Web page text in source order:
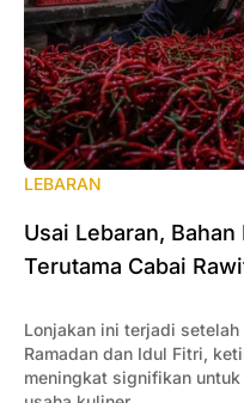
LEBARAN
Usai Lebaran,
Terutama Cabai
Lonjakan ini terjadi
Ramadan dan Idul Fitri,
meningkat signifikan